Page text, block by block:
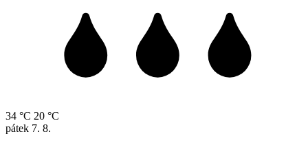
34 °C 20 °C
pátek 7. 8.